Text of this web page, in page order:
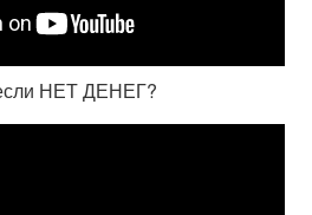
если НЕТ ДЕНЕГ?